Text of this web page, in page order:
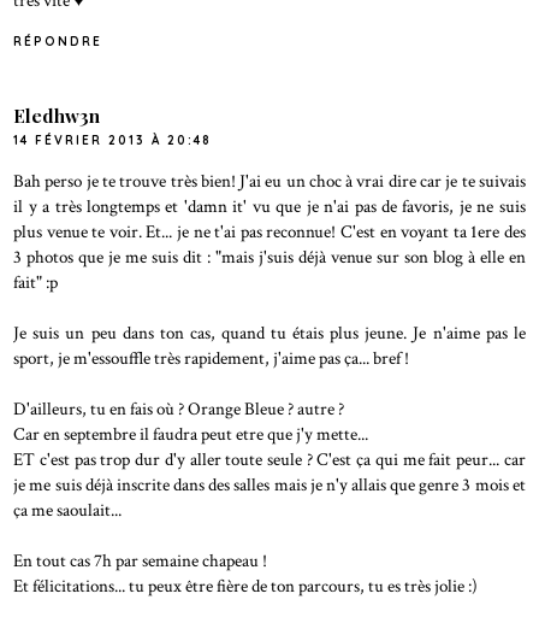
RÉPONDRE
Eledhw3n
14 FÉVRIER 2013 À 20:48
Bah perso je te trouve très bien! J'ai eu un choc à vrai dire car je te suivais
il y a très longtemps et 'damn it' vu que je n'ai pas de favoris, je ne suis
plus venue te voir. Et... je ne t'ai pas reconnue! C'est en voyant ta 1ere des
3 photos que je me suis dit : "mais j'suis déjà venue sur son blog à elle en
fait" :p
Je suis un peu dans ton cas, quand tu étais plus jeune. Je n'aime pas le
sport, je m'essouffle très rapidement, j'aime pas ça... bref !
D'ailleurs, tu en fais où ? Orange Bleue ? autre ?
Car en septembre il faudra peut etre que j'y mette...
ET c'est pas trop dur d'y aller toute seule ? C'est ça qui me fait peur... car
je me suis déjà inscrite dans des salles mais je n'y allais que genre 3 mois et
ça me saoulait...
En tout cas 7h par semaine chapeau !
Et félicitations... tu peux être fière de ton parcours, tu es très jolie :)